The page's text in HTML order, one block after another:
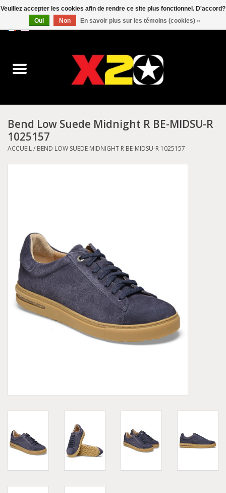
0 Articles - C$0.00
Converse
Kickers
Birkenstock
Demonia
MoEa
Autres marques
Bend Low Suede Midnight R BE-MIDSU-R
1025157
ACCUEIL/ BEND LOW SUEDE MIDNIGHT R BE-MIDSU-R 1025157
Veuillez accepter les cookies afin de rendre ce site plus fonctionnel. D'accord?
Oui
Non En savoir plus sur les témoins (cookies) »